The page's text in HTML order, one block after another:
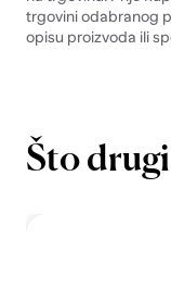
trgovini odabranog
opisu proizvoda ili
Što